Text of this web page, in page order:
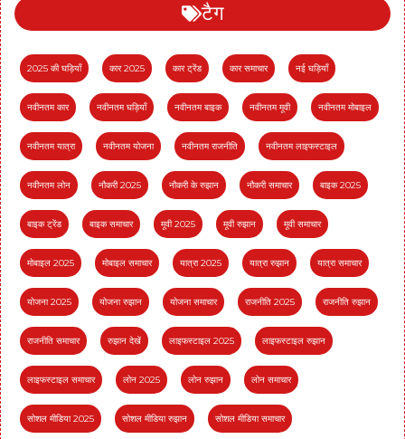
टैग
2025 की घड़ियाँ कार 2025 कार ट्रेंड कार समाचार नई घड़ियाँ
नवीनतम कार नवीनतम घड़ियाँ नवीनतम बाइक नवीनतम मूवी नवीनतम मोबाइल
नवीनतम यात्रा नवीनतम योजना नवीनतम राजनीति नवीनतम लाइफस्टाइल
नवीनतम लोन नौकरी 2025 नौकरी के रुझान नौकरी समाचार बाइक 2025
बाइक ट्रेंड बाइक समाचार मूवी 2025 मूवी रुझान मूवी समाचार
मोबाइल 2025 मोबाइल समाचार यात्रा 2025 यात्रा रुझान यात्रा समाचार
योजना 2025 योजना रुझान योजना समाचार राजनीति 2025 राजनीति रुझान
राजनीति समाचार रुझान देखें लाइफस्टाइल 2025 लाइफस्टाइल रुझान
लाइफस्टाइल समाचार लोन 2025 लोन रुझान लोन समाचार
सोशल मीडिया 2025 सोशल मीडिया रुझान सोशल मीडिया समाचार